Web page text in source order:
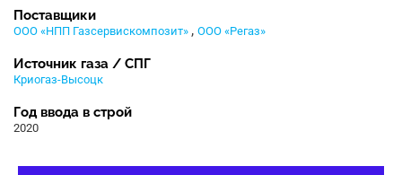
Поставщики
ООО «НПП Газсервискомпозит» , ООО «Регаз»
Источник газа / СПГ
Криогаз-Высоцк
Год ввода в строй
2020